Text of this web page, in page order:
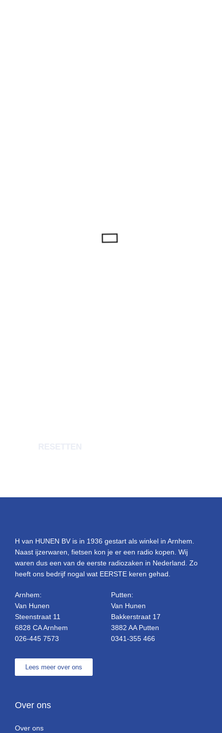
H van HUNEN BV is in 1936 gestart als winkel in Arnhem.
Naast ijzerwaren, fietsen kon je er een radio kopen. Wij
waren dus een van de eerste radiozaken in Nederland. Zo
heeft ons bedrijf nogal wat EERSTE keren gehad.
Arnhem:
Van Hunen
Steenstraat 11
6828 CA Arnhem
026-445 7573
Putten:
Van Hunen
Bakkerstraat 17
3882 AA Putten
0341-355 466
Lees meer over ons
Over ons
Over ons